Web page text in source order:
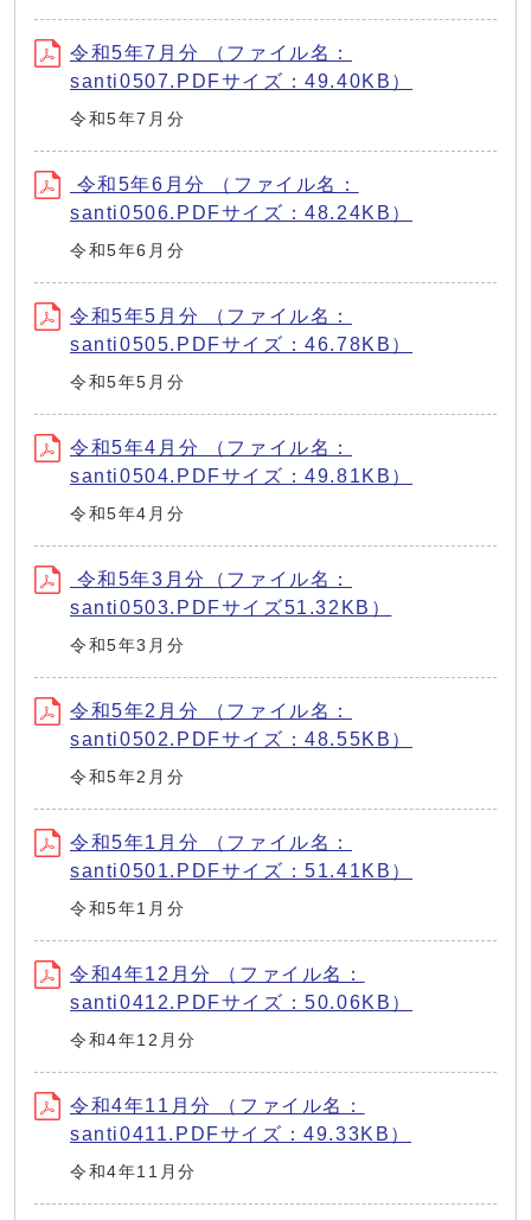
令和5年7月分 （ファイル名：
santi0507.PDFサイズ：49.40KB）
令和5年7月分
令和5年6月分 （ファイル名：
santi0506.PDFサイズ：48.24KB）
令和5年6月分
令和5年5月分 （ファイル名：
santi0505.PDFサイズ：46.78KB）
令和5年5月分
令和5年4月分 （ファイル名：
santi0504.PDFサイズ：49.81KB）
令和5年4月分
令和5年3月分（ファイル名：
santi0503.PDFサイズ51.32KB）
令和5年3月分
令和5年2月分 （ファイル名：
santi0502.PDFサイズ：48.55KB）
令和5年2月分
令和5年1月分 （ファイル名：
santi0501.PDFサイズ：51.41KB）
令和5年1月分
令和4年12月分 （ファイル名：
santi0412.PDFサイズ：50.06KB）
令和4年12月分
令和4年11月分 （ファイル名：
santi0411.PDFサイズ：49.33KB）
令和4年11月分